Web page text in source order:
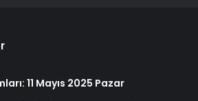
11 Mayıs 2025 Pazar